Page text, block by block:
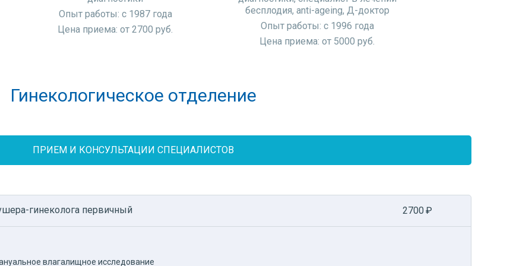
субмукозного миоматозного узла,
в полости матки;
внутриматочно
степени сложности проводятся в Медикал Он Груп гинекологами-хирургами, при этом полностью
Опыт работы: с 1987 года
Цена приема: от 2700 руб.
бесплодия, anti-ageing, Д-доктор
Опыт работы: с 1996 года
Цена приема: от 5000 руб.
Гинекологическое отделение
ПРИЕМ И КОНСУЛЬТАЦИИ СПЕЦИАЛИСТОВ
гинеколога первичный 2700 ₽
влагалищное исследование